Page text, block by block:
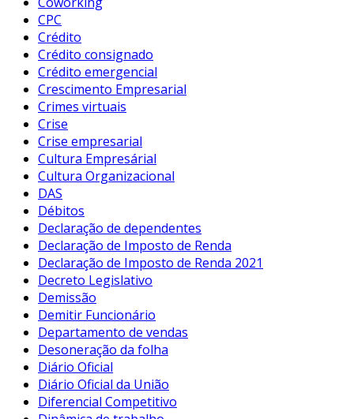
CPC
Crédito
Crédito consignado
Crédito emergencial
Crescimento Empresarial
Crimes virtuais
Crise
Crise empresarial
Cultura Empresárial
Cultura Organizacional
DAS
Débitos
Declaração de dependentes
Declaração de Imposto de Renda
Declaração de Imposto de Renda 2021
Decreto Legislativo
Demissão
Demitir Funcionário
Departamento de vendas
Desoneração da folha
Diário Oficial
Diário Oficial da União
Diferencial Competitivo